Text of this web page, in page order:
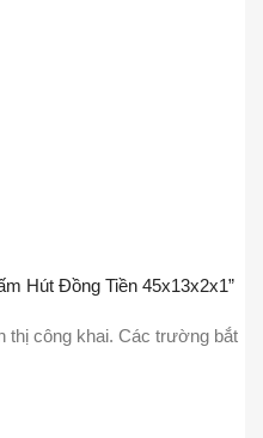
Hút Đồng Tiền 45x13x2x1”
thị công khai. Các trường bắt